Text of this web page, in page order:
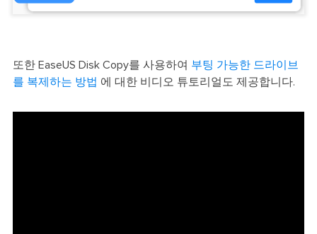
또한 EaseUS Disk Copy를 사용하여 부팅 가능한 드라이브
를 복제하는 방법 에 대한 비디오 튜토리얼도 제공합니다.